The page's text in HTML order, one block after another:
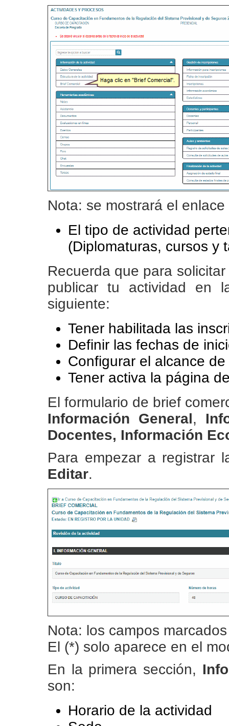
Nota: se mostrará el
El tipo de actividad
(Diplomaturas, cursos y
Recuerda que para
publicar tu actividad en
siguiente:
Tener habilitada las
Definir las fechas de
Configurar el alcance
Tener activa la página
El formulario de brief
Información General,
Docentes, Información
Para empezar a registrar
Editar.
Nota: los campos
El (*) solo aparece en el
En la primera sección,
son:
Horario de la actividad